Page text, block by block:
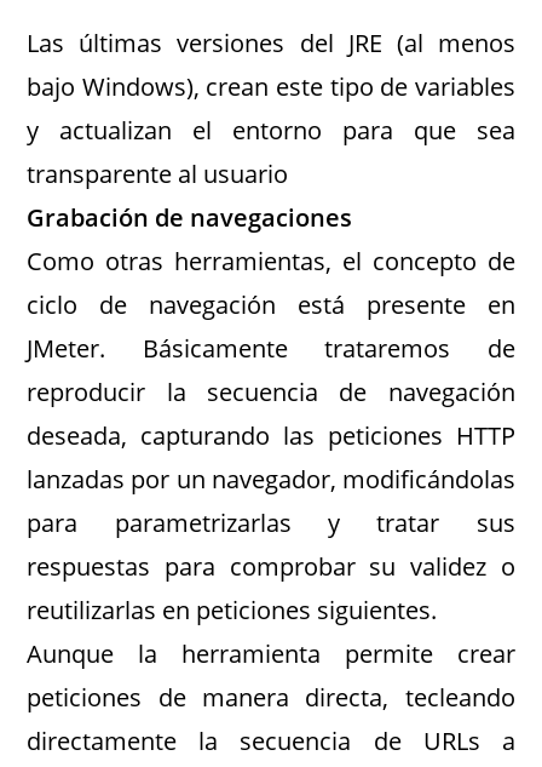
Las últimas versiones del JRE (al menos
bajo Windows), crean este tipo de variables
y actualizan el entorno para que sea
transparente al usuario
Grabación de navegaciones
Como otras herramientas, el concepto de
ciclo de navegación está presente en
JMeter. Básicamente trataremos de
reproducir la secuencia de navegación
deseada, capturando las peticiones HTTP
lanzadas por un navegador, modificándolas
para parametrizarlas y tratar sus
respuestas para comprobar su validez o
reutilizarlas en peticiones siguientes.
Aunque la herramienta permite crear
peticiones de manera directa, tecleando
directamente la secuencia de URLs a